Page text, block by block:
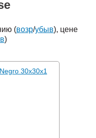
(возр/убыв), цене
)